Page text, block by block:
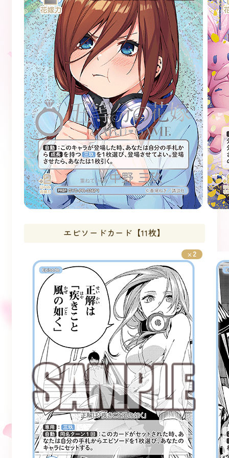
エピソードカード【11枚】
× 2